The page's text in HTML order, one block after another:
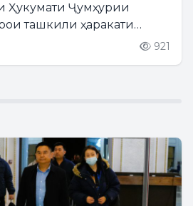
Ҳукумати Ҷумҳурии
ташкили ҳаракати
авиатсияи граждании921